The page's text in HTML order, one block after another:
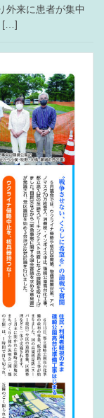
外来に患者が集中
[…]